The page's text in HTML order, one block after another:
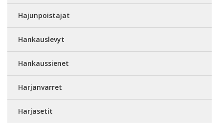
Hajunpoistajat
Hankauslevyt
Hankaussienet
Harjanvarret
Harjasetit